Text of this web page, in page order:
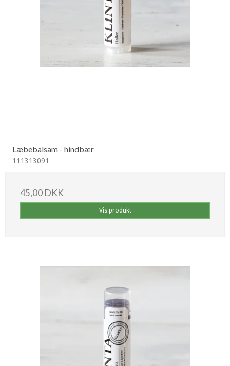
Læbebalsam - hindbær
111313091
45,00 DKK
Vis produkt